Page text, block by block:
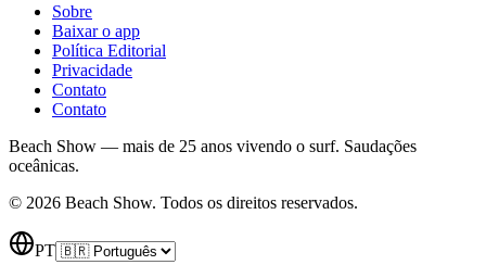
Sobre
Baixar o app
Política Editorial
Privacidade
Contato
Contato
Beach Show — mais de 25 anos vivendo o surf. Saudações
oceânicas.
© 2026 Beach Show. Todos os direitos reservados.
PT